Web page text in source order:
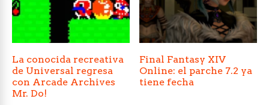
La conocida recreativa
de Universal regresa
con Arcade Archives
Mr. Do!
Final Fantasy XIV
Online: el parche 7.2 ya
tiene fecha